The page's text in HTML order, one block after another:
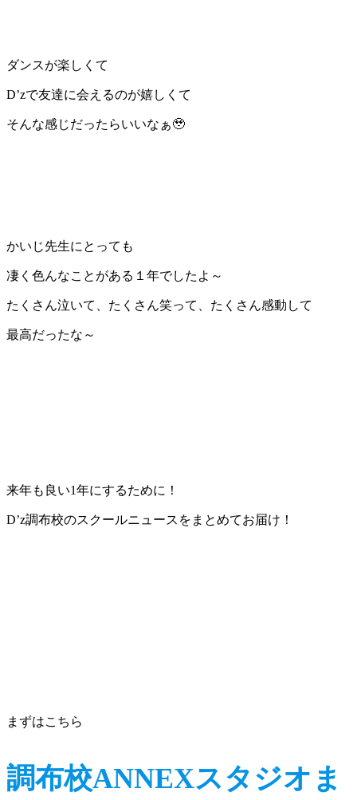
ダンスが楽しくて
D’zで友達に会えるのが嬉しくて
そんな感じだったらいいなぁ🥹
かいじ先生にとっても
凄く色んなことがある１年でしたよ～
たくさん泣いて、たくさん笑って、たくさん感動して
最高だったな～
来年も良い1年にするために！
D’z調布校のスクールニュースをまとめてお届け！
まずはこちら
調布校ANNEXスタジオま